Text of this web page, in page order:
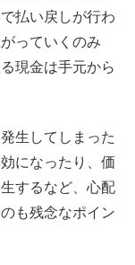
払い戻しが行わ
っていくのみ
現金は手元から
生してしまった
になったり、価
するなど、心配
も残念なポイン